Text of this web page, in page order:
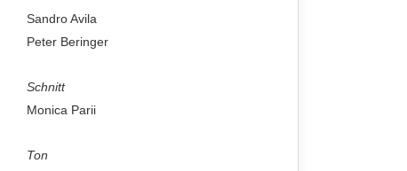
Sandro Avila
Peter Beringer
Schnitt
Monica Parii
Ton